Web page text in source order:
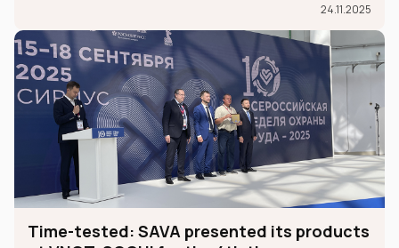
24.11.2025
Time-tested: SAVA presented its products